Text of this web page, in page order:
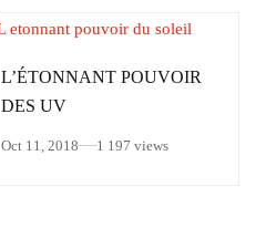
L’ÉTONNANT POUVOIR
DES UV
Oct 11, 2018 1 197 views